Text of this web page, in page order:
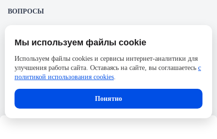
Производитель
Серия
Acti 9
Номинальный ток
Напряжение, В
250
Количество полюсов
ВОПРОСЫ
Пожалуйста, авторизуйтесь, чтобы иметь
возможность оставлять вопросы.
Представленные изображения и характеристики могут отличаться от реального
без предварительного уведомления. Компания АйДистрибьют не несёт
ответственности в случае не соответствия текущей модели товаров фотографиям,
размещённым в карточке товара.
Мы используем файлы cookie
Используем файлы cookies и сервисы интернет-аналитики для
улучшения работы сайта. Оставаясь на сайте, вы соглашаетесь с
политикой использования cookies.
Понятно